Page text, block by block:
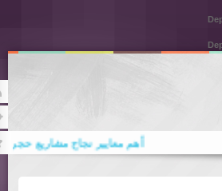
أهم معايير نجاح مشاريع حجر